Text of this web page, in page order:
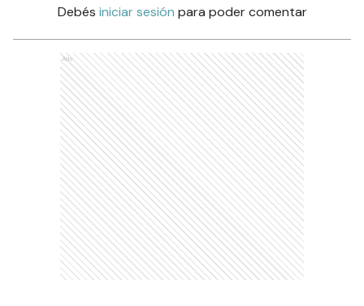
Debés iniciar sesión para poder comentar
Ads